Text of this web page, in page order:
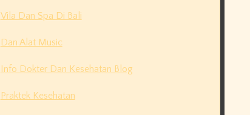
Vila Dan Spa Di Bali
Dan Alat Music
Info Dokter Dan Kesehatan Blog
Praktek Kesehatan